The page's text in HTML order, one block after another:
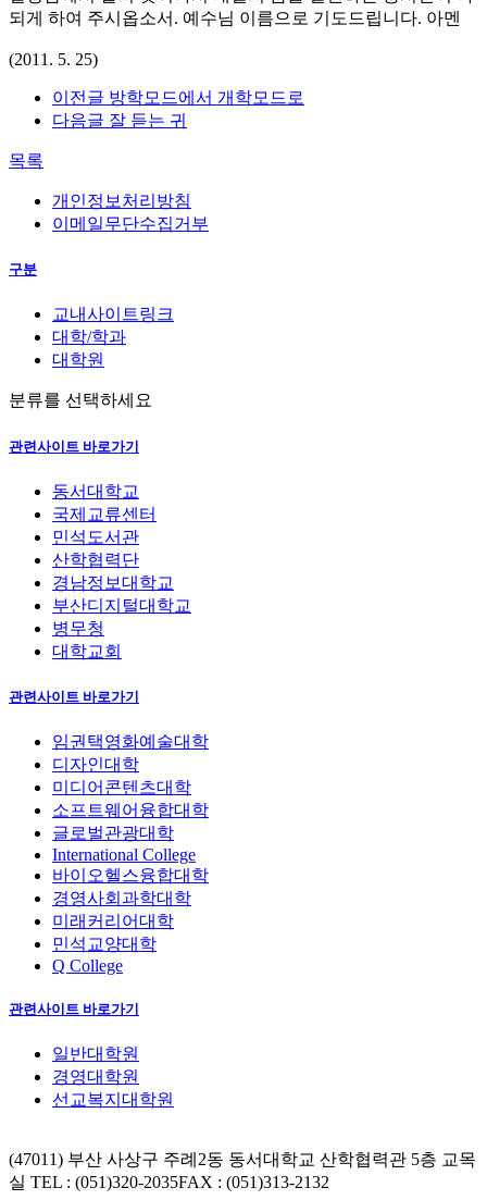
되게 하여 주시옵소서. 예수님 이름으로 기도드립니다. 아멘
(2011. 5. 25)
이전글 방학모드에서 개학모드로
다음글 잘 듣는 귀
목록
개인정보처리방침
이메일무단수집거부
구분
교내사이트링크
대학/학과
대학원
분류를 선택하세요
관련사이트 바로가기
동서대학교
국제교류센터
민석도서관
산학협력단
경남정보대학교
부산디지털대학교
병무청
대학교회
관련사이트 바로가기
임권택영화예술대학
디자인대학
미디어콘텐츠대학
소프트웨어융합대학
글로벌관광대학
International College
바이오헬스융합대학
경영사회과학대학
미래커리어대학
민석교양대학
Q College
관련사이트 바로가기
일반대학원
경영대학원
선교복지대학원
(47011) 부산 사상구 주례2동 동서대학교 산학협력관 5층 교목
실 TEL : (051)320-2035FAX : (051)313-2132